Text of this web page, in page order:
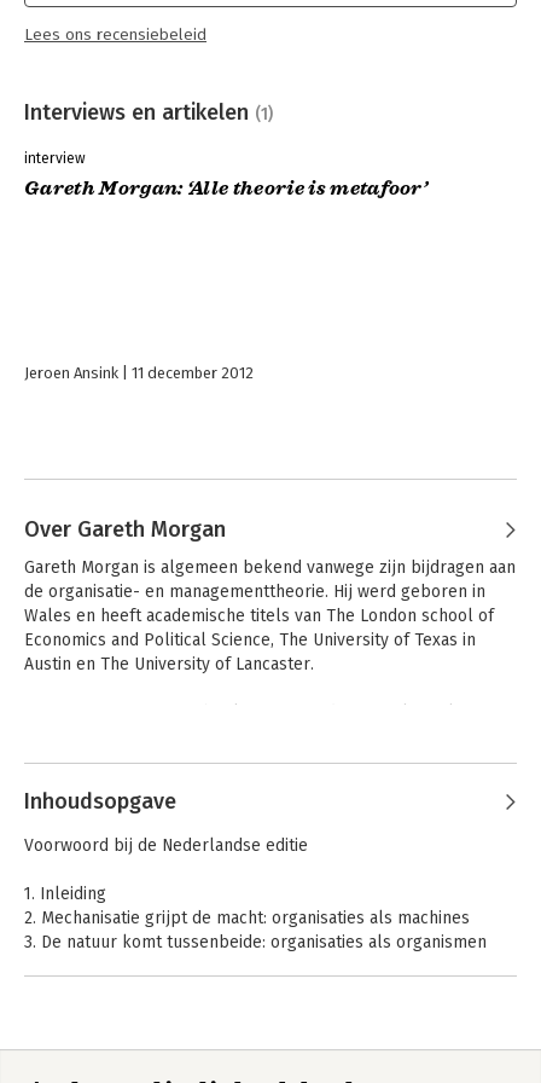
hanteren bij het beschouwen van organisaties en situaties
ontstaat een rijker en completer beeld van de werkelijkheid
Lees ons recensiebeleid
Interviews en artikelen (1)
interview
Gareth Morgan: ‘Alle theorie is metafoor’
Jeroen Ansink 11 december 2012
Over Gareth Morgan
Gareth Morgan is algemeen bekend vanwege zijn bijdragen aan
de organisatie- en managementtheorie. Hij werd geboren in
Wales en heeft academische titels van The London school of
Economics and Political Science, The University of Texas in
Austin en The University of Lancaster.
Burrell), 'Beyond Method', 'Images of Organization', Creative
laatste boek werd in het Nederlands vertaald onder de titel 'De
nieuwe manager'.
Morgan is Distinguished Research Professor aan York
University, Toronto, en heeft zitting gehad in de redactie van
een aantal vooraanstaande academische tijdschriften
waaronder 'Administration and Society', 'The Academy of
Management Review', en 'Organization Studies'.
Andere boeken door Gareth Morgan
Inhoudsopgave
Voorwoord bij de Nederlandse editie
1. Inleiding
2. Mechanisatie grijpt de macht: organisaties als machines
3. De natuur komt tussenbeide: organisaties als organismen